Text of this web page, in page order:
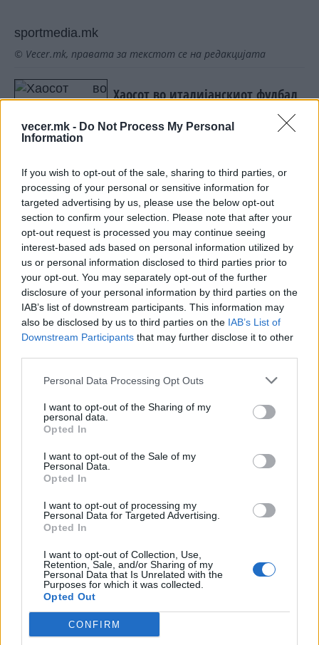
vecer.mk - Do Not Process My Personal
Information
If you wish to opt-out of the sale, sharing to third parties, or
processing of your personal or sensitive information for
targeted advertising by us, please use the below opt-out
section to confirm your selection. Please note that after your
opt-out request is processed you may continue seeing
interest-based ads based on personal information utilized by
us or personal information disclosed to third parties prior to
your opt-out. You may separately opt-out of the further
disclosure of your personal information by third parties on the
IAB’s list of downstream participants. This information may
also be disclosed by us to third parties on the IAB’s List of
Downstream Participants that may further disclose it to other
Personal Data Processing Opt Outs
I want to opt-out of the Sharing of my
personal data.
Opted In
I want to opt-out of the Sale of my
Personal Data.
Opted In
I want to opt-out of processing my
Personal Data for Targeted Advertising.
Opted In
I want to opt-out of Collection, Use,
Retention, Sale, and/or Sharing of my
Personal Data that Is Unrelated with the
Purposes for which it was collected.
Opted Out
CONFIRM
sportmedia.mk
© Vecer.mk, правата за текстот се на редакцијата
Хаосот во италијанскиот фудбал
Леонардо си поднесоа оставки
само тој може да каже - да,
доста е
НАЈЧИТАНИ ВО ПОСЛЕДНИ 7 ДЕНА
МАКЕДОНИЈА ИМА СВЕТСКА
ПИСТА: Огромниот Боинг 777
на индиската претседателка
на Меѓународниот Аеродром
Скопје
пари ќе ви легнат на сметка
Израел гради ѕид долг повеќе
Халанд донесе одлука за
Црна Гора ја уапси жената која
ги БРАНЕЛА ДЕЦАТА И СВОЕТО
ШАРПЛАНИНЕЦ?!
ЗА БЕРТА ОД АВСТРИЈА
НАЈСКАПАТА, ЗА МАРИЈА ОД
ГРЦИЈА - НАЈЕФТИНАТА
СЛАВНАТА КАРИЕРА НА
ПОРАНЕШНИОТ ТЕХНИЧКИ